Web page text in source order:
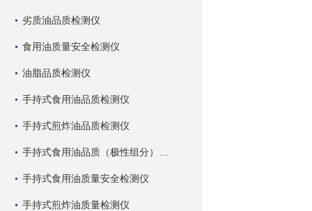
劣质油品质检测仪
食用油质量安全检测仪
油脂品质检测仪
手持式食用油品质检测仪
手持式煎炸油品质检测仪
手持式食用油质量安全检测仪
手持式煎炸油质量检测仪